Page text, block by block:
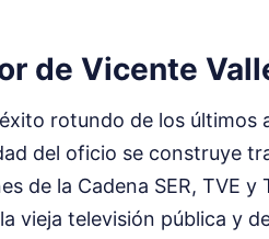
de Vicente
rotundo de los últimos
del oficio se construye
de la Cadena SER, TVE y
vieja televisión pública y